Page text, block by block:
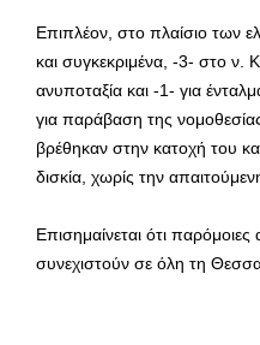
Επιπλέον, στο πλαίσιο των
και συγκεκριμένα, -3- στο ν.
ανυποταξία και -1- για
για παράβαση της
βρέθηκαν στην κατοχή του
δισκία, χωρίς την
Επισημαίνεται ότι
συνεχιστούν σε όλη τη